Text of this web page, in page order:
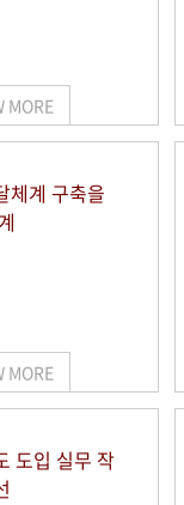
MORE
체계 구축을
MORE
도입 실무 작